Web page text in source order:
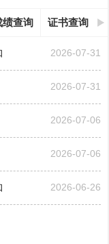
绩查询 证书查询
2026-07-31
2026-07-31
2026-07-06
2026-07-06
2026-06-26